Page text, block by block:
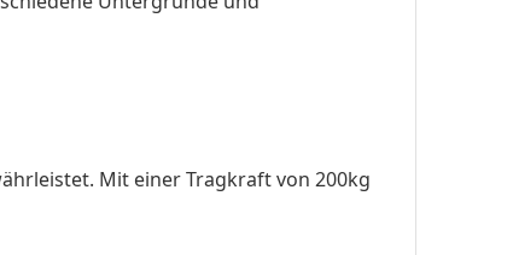
Mit einer Tragkraft von 200kg